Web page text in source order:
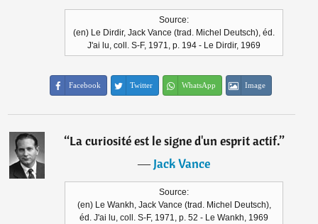
Source:
(en) Le Dirdir, Jack Vance (trad. Michel Deutsch), éd.
J'ai lu, coll. S-F, 1971, p. 194 - Le Dirdir, 1969
Facebook Twitter WhatsApp Image
“La curiosité est le signe d'un esprit actif.”
―Jack Vance
Source:
(en) Le Wankh, Jack Vance (trad. Michel Deutsch),
éd. J'ai lu, coll. S-F, 1971, p. 52 - Le Wankh, 1969